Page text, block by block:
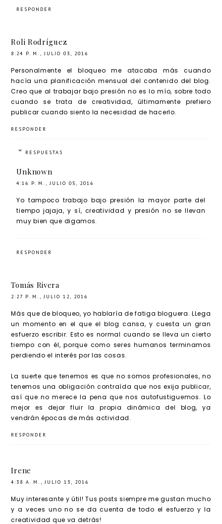
RESPONDER
Roli Rodríguez
8:24 P. M., JULIO 03, 2016
Personalmente el bloqueo me atacaba más cuando
hacía una planificación mensual del contenido del blog.
Creo que al trabajar bajo presión no es lo mío, sobre todo
cuando se trata de creatividad, últimamente prefiero
publicar cuando siento la necesidad de hacerlo.
RESPONDER
RESPUESTAS
Unknown
4:16 P. M., JULIO 05, 2016
Yo tampoco trabajo bajo presión la mayor parte del
tiempo jajaja, y sí, creatividad y presión no se llevan
muy bien que digamos.
RESPONDER
Tomás Rivera
2:27 P. M., JULIO 12, 2016
Más que de bloqueo, yo hablaría de fatiga bloguera. LLega
un momento en el que el blog cansa, y cuesta un gran
esfuerzo escribir. Esto es normal cuando se lleva un cierto
tiempo con él, porque como seres humanos terminamos
perdiendo el interés por las cosas.
La suerte que tenemos es que no somos profesionales, no
tenemos una obligación contraída que nos exija publicar,
así que no merece la pena que nos autofustiguemos. Lo
mejor es dejar fluir la propia dinámica del blog, ya
vendrán épocas de más actividad.
RESPONDER
Irene
4:38 A. M., JULIO 13, 2016
Muy interesante y útil! Tus posts siempre me gustan mucho
y a veces uno no se da cuenta de todo el esfuerzo y la
creatividad que va detrás!